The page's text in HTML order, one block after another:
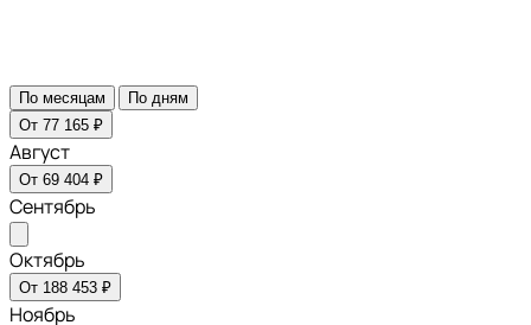
По месяцам
По дням
От 77 165 ₽
Август
От 69 404 ₽
Сентябрь
Октябрь
От 188 453 ₽
Ноябрь